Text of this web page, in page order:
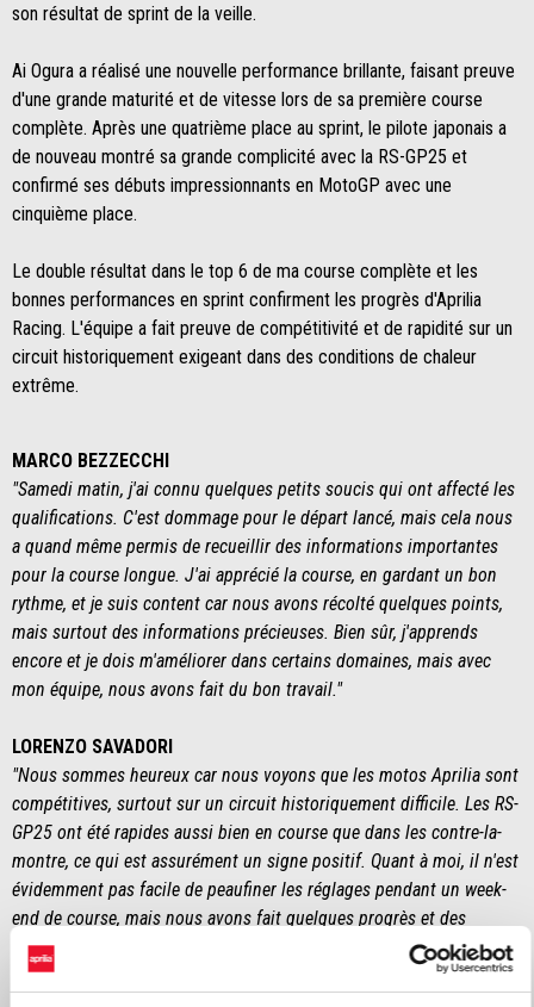
son résultat de sprint de la veille.
Ai Ogura a réalisé une nouvelle performance brillante, faisant preuve
d'une grande maturité et de vitesse lors de sa première course
complète. Après une quatrième place au sprint, le pilote japonais a
de nouveau montré sa grande complicité avec la RS-GP25 et
confirmé ses débuts impressionnants en MotoGP avec une
cinquième place.
Le double résultat dans le top 6 de ma course complète et les
bonnes performances en sprint confirment les progrès d'Aprilia
Racing. L'équipe a fait preuve de compétitivité et de rapidité sur un
circuit historiquement exigeant dans des conditions de chaleur
extrême.
MARCO BEZZECCHI
"Samedi matin, j'ai connu quelques petits soucis qui ont affecté les
qualifications. C'est dommage pour le départ lancé, mais cela nous
a quand même permis de recueillir des informations importantes
pour la course longue. J'ai apprécié la course, en gardant un bon
rythme, et je suis content car nous avons récolté quelques points,
mais surtout des informations précieuses. Bien sûr, j'apprends
encore et je dois m'améliorer dans certains domaines, mais avec
mon équipe, nous avons fait du bon travail."
LORENZO SAVADORI
"Nous sommes heureux car nous voyons que les motos Aprilia sont
compétitives, surtout sur un circuit historiquement difficile. Les RS-
GP25 ont été rapides aussi bien en course que dans les contre-la-
montre, ce qui est assurément un signe positif. Quant à moi, il n'est
évidemment pas facile de peaufiner les réglages pendant un week-
end de course, mais nous avons fait quelques progrès et des
aspects intéressants ont émergé qui seront également utiles pour le
développement de la moto."